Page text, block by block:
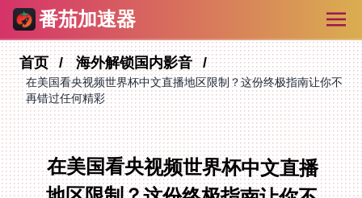
番茄加速器
首页 海外解锁国内影音
在美国看央视频世界杯中文直播地区限制？这份终极指南让你不
再错过任何精彩
在美国看央视频世界杯中文直播
地区限制？这份终极指南让你不